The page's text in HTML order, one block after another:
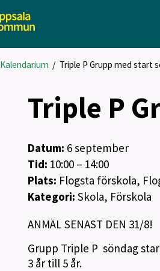
Kalendarium / Triple P Grupp med start
Triple P
Datum: 6september
Tid: 10:00 – 14:00
Plats: Flogsta förskola,
Kategori: Skola, Förskola
ANMÄL SENAST DEN 31/8!
Grupp Triple P söndag
3 år till 5 år.